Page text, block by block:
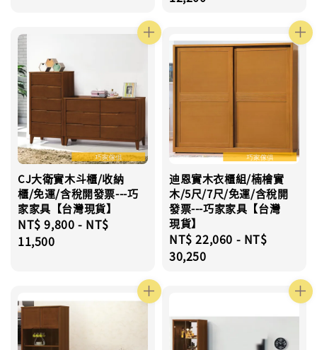
CJ大衛實木斗櫃/收納
櫃/免運/含稅開發票---巧
家家具【台灣現貨】
Regular
price
NT$ 9,800 - NT$
11,500
迪恩實木衣櫃組/楠檜實
木/5尺/7尺/免運/含稅開
發票---巧家家具【台灣
現貨】
Regular
price
NT$ 22,060 - NT$
30,250